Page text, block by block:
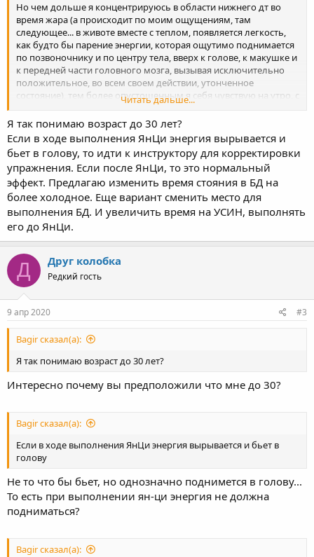
Но чем дольше я концентрируюсь в области нижнего дт во
время жара (а происходит по моим ощущениям, там
следующее... в животе вместе с теплом, появляется легкость,
как будто бы парение энергии, которая ощутимо поднимается
по позвоночнику и по центру тела, вверх к голове, к макушке и
к передней части головного мозга, вызывая исключительно
положительное, во всем своем действии, утонченное
состояние), тем более опустошенным я себя чувствую на утро, с
ОЩУЩЕНИЕМ, будто сильно перезанимался и есть легкая
температура.
Читать дальше...
Я так понимаю возраст до 30 лет?
Если в ходе выполнения ЯнЦи энергия вырывается и
бьет в голову, то идти к инструктору для корректировки
упражнения. Если после ЯнЦи, то это нормальный
эффект. Предлагаю изменить время стояния в БД на
более холодное. Еще вариант сменить место для
выполнения БД. И увеличить время на УСИН, выполнять
его до ЯнЦи.
Д Друг колобка
Редкий гость
9 апр 2020 #3
Bagir сказал(а):
Я так понимаю возраст до 30 лет?
Интересно почему вы предположили что мне до 30?
Bagir сказал(а):
Если в ходе выполнения ЯнЦи энергия вырывается и бьет в
голову
Не то что бы бьет, но однозначно поднимется в голову...
То есть при выполнении ян-ци энергия не должна
подниматься?
Bagir сказал(а):